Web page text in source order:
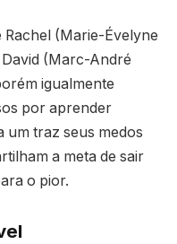
(Marie-Évelyne
(Marc-André
igualmente
por aprender
um traz seus medos
a meta de sair
o pior.